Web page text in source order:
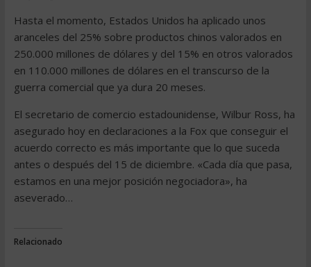
Hasta el momento, Estados Unidos ha aplicado unos
aranceles del 25% sobre productos chinos valorados en
250.000 millones de dólares y del 15% en otros valorados
en 110.000 millones de dólares en el transcurso de la
guerra comercial que ya dura 20 meses.
El secretario de comercio estadounidense, Wilbur Ross, ha
asegurado hoy en declaraciones a la Fox que conseguir el
acuerdo correcto es más importante que lo que suceda
antes o después del 15 de diciembre. «Cada día que pasa,
estamos en una mejor posición negociadora», ha
aseverado…
Relacionado